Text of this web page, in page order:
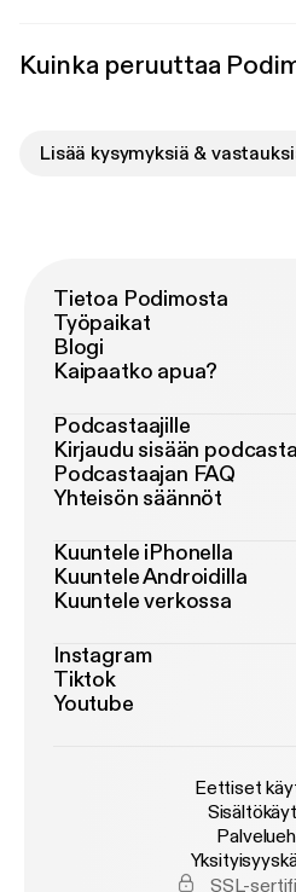
Kuinka peruuttaa
Lisää kysymyksiä &
Tietoa Podimosta
Työpaikat
Blogi
Kaipaatko apua?
Podcastaajille
Kirjaudu sisään
Podcastaajan FAQ
Yhteisön säännöt
Kuuntele iPhonella
Kuuntele Androidilla
Kuuntele verkossa
Instagram
Tiktok
Youtube
Eettiset
SSL-